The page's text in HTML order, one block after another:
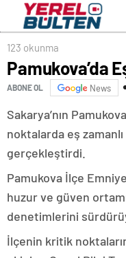
123 okunma
Pamukova’da
ABONE OL News
Sakarya’nın
noktalarda eş
gerçekleştirdi.
Pamukova İlçe
huzur ve güven
denetimlerini
İlçenin kritik